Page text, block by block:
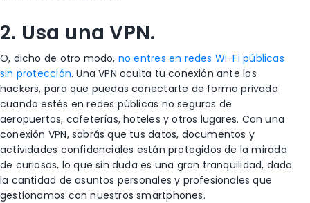
2. Usa una VPN.
O, dicho de otro modo, no entres en redes Wi-Fi públicas
sin protección. Una VPN oculta tu conexión ante los
hackers, para que puedas conectarte de forma privada
cuando estés en redes públicas no seguras de
aeropuertos, cafeterías, hoteles y otros lugares. Con una
conexión VPN, sabrás que tus datos, documentos y
actividades confidenciales están protegidos de la mirada
de curiosos, lo que sin duda es una gran tranquilidad, dada
la cantidad de asuntos personales y profesionales que
gestionamos con nuestros smartphones.